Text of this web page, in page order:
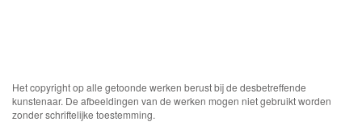
Het copyright op alle getoonde werken berust bij de desbetreffende
kunstenaar. De afbeeldingen van de werken mogen niet gebruikt worden
zonder schriftelijke toestemming.